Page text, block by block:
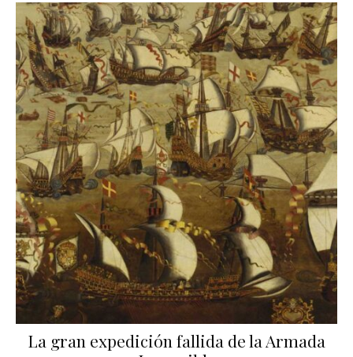
La gran expedición fallida de la Armada